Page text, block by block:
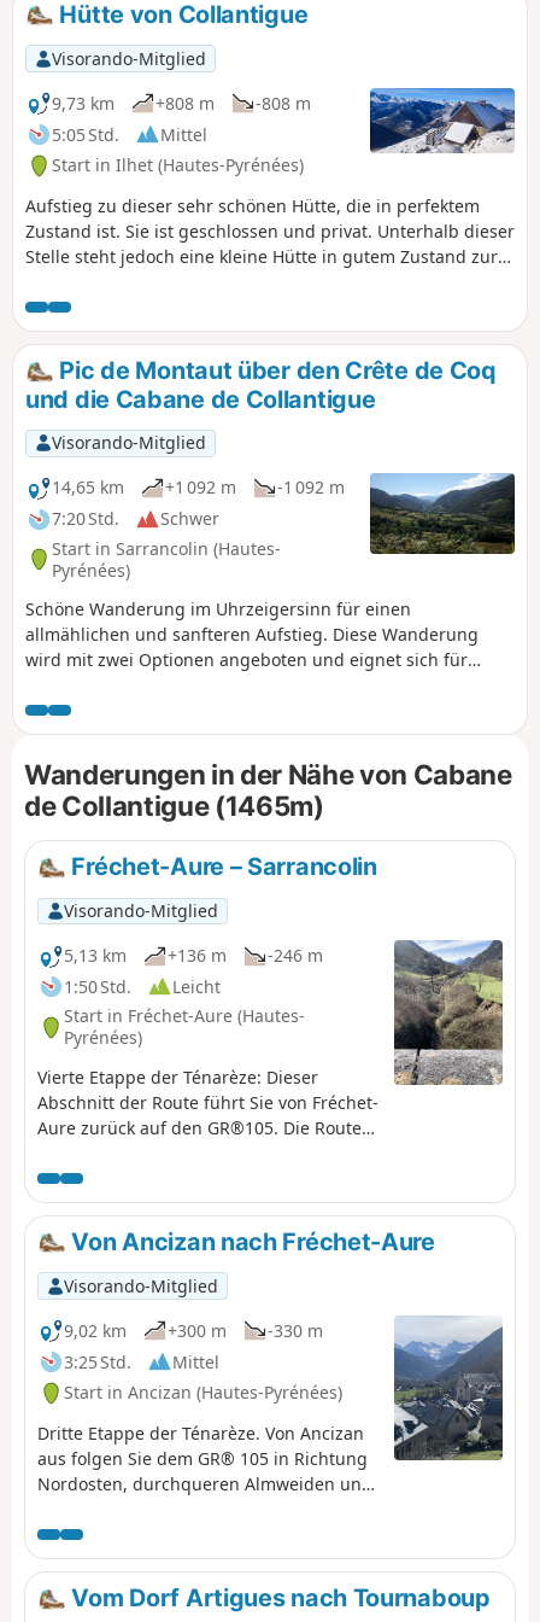
Hütte von Collantigue
Visorando-Mitglied
9,73 km
+808 m
-808 m
5:05 Std.
Mittel
Start in Ilhet (Hautes-Pyrénées)
Aufstieg zu dieser sehr schönen Hütte, die in perfektem
Zustand ist. Sie ist geschlossen und privat. Unterhalb dieser
Stelle steht jedoch eine kleine Hütte in gutem Zustand zur
ohne Markierungen, daher ist Orientierungssinn
erforderlich.Diese Wanderung kann bei mittlerer
Schneelage unternommen werden. Allerdings ist dann ein
noch besserer Orientierungssinn erforderlich.
Pic de Montaut über den Crête de Coq
und die Cabane de Collantigue
Visorando-Mitglied
14,65 km
+1 092 m
-1 092 m
7:20 Std.
Schwer
Start in Sarrancolin (Hautes-
Pyrénées)
Schöne Wanderung im Uhrzeigersinn für einen
allmählichen und sanfteren Aufstieg. Diese Wanderung
wird mit zwei Optionen angeboten und eignet sich für
der Hütte von Collantigue zu treffen, um gemeinsam zu
essen und sich auszuruhen.
Wanderungen in der Nähe von Cabane
de Collantigue (1465m)
Fréchet-Aure – Sarrancolin
Visorando-Mitglied
5,13 km
+136 m
-246 m
1:50 Std.
Leicht
Start in Fréchet-Aure (Hautes-
Pyrénées)
Vierte Etappe der Ténarèze: Dieser
Abschnitt der Route führt Sie von Fréchet-
Aure zurück auf den GR®105. Die Route
malerisches Dorf mit einem historischen
Bergbau-Erbe. Anschließend nehmen Sie
einen Weg in Richtung Ilhet, der entlang
der alten Eisenbahnstrecke verläuft,
einem industriellen Relikt, das der
Wanderung einen Hauch von Nostalgie
verleiht. Die Wanderung führt weiter bis
nach Sarrancolin, dem Ziel dieser Etappe.
Von Ancizan nach Fréchet-Aure
Visorando-Mitglied
9,02 km
+300 m
-330 m
3:25 Std.
Mittel
Start in Ancizan (Hautes-Pyrénées)
Dritte Etappe der Ténarèze. Von Ancizan
aus folgen Sie dem GR® 105 in Richtung
Nordosten, durchqueren Almweiden und
Midi de Bigorre. Nach Cadéac führt der
Weg nach Arreau, der ehemaligen
Hauptstadt des Vallée d'Aure. Nehmen
Sie dann die alte (stillgelegte)
Vom Dorf Artigues nach Tournaboup